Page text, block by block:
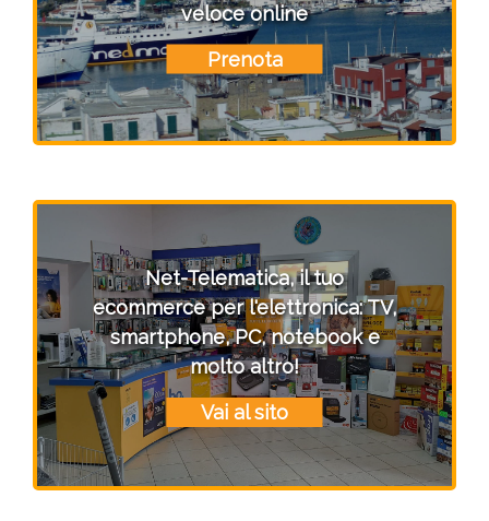
veloce online
Prenota
Net-Telematica, il tuo
ecommerce per l'elettronica: TV,
smartphone, PC, notebook e
molto altro!
Vai al sito